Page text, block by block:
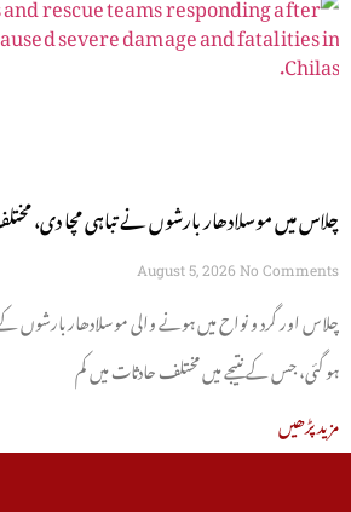
سے گئے
August 5, 2026 No Comments
چلاس اور گرد و نواح میں ہونے والی موسلادھار بارشوں
ہو گئی، جس کے نتیجے میں مختلف حادثات میں کم
مزید پڑھیں